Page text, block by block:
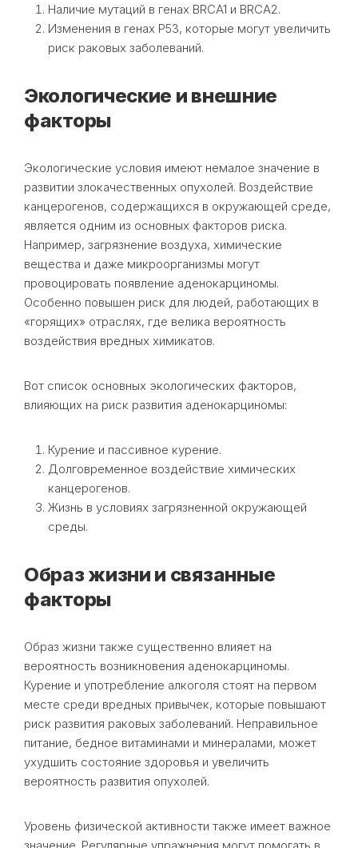
Наличие мутаций в генах BRCA1 и BRCA2.
Изменения в генах P53, которые могут увеличить
риск раковых заболеваний.
Экологические и внешние
факторы
Экологические условия имеют немалое значение в
развитии злокачественных опухолей. Воздействие
канцерогенов, содержащихся в окружающей среде,
является одним из основных факторов риска.
Например, загрязнение воздуха, химические
вещества и даже микроорганизмы могут
провоцировать появление аденокарциномы.
Особенно повышен риск для людей, работающих в
«горящих» отраслях, где велика вероятность
воздействия вредных химикатов.
Вот список основных экологических факторов,
влияющих на риск развития аденокарциномы:
Курение и пассивное курение.
Долговременное воздействие химических
канцерогенов.
Жизнь в условиях загрязненной окружающей
среды.
Образ жизни и связанные
факторы
Образ жизни также существенно влияет на
вероятность возникновения аденокарциномы.
Курение и употребление алкоголя стоят на первом
месте среди вредных привычек, которые повышают
риск развития раковых заболеваний. Неправильное
питание, бедное витаминами и минералами, может
ухудшить состояние здоровья и увеличить
вероятность развития опухолей.
Уровень физической активности также имеет важное
значение. Регулярные упражнения могут помогать в